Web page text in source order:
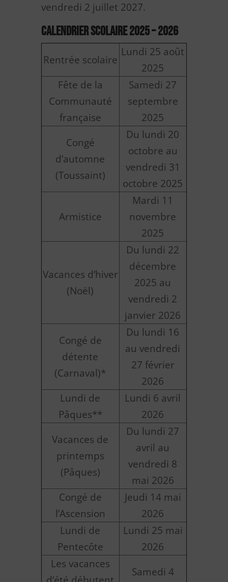
vendredi 2 juillet 2027.
Calendrier scolaire 2025 – 2026
Rentrée scolaire
Lundi 25 août
2025
Fête de la
Communauté
française
Samedi 27
septembre
2025
Congé
d’automne
(Toussaint)
Du lundi 20
octobre au
vendredi 31
octobre 2025
Armistice
Mardi 11
novembre
2025
Vacances d’hiver
(Noël)
Du lundi 22
décembre
2025 au
vendredi 2
janvier 2026
Congé de
détente
(Carnaval)*
Du lundi 16
au vendredi
27 février
2026
Lundi de
Pâques**
Lundi 6 avril
2026
Vacances de
printemps
(Pâques)
Du lundi 27
avril au
vendredi 8
mai 2026
Congé de
l’Ascension
Jeudi 14 mai
2026
Lundi de
Pentecôte
Lundi 25 mai
2026
Les vacances
Samedi 4